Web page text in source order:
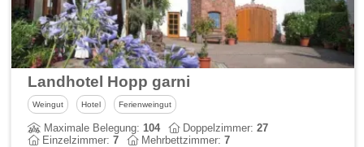
Landhotel Hopp garni
Weingut Hotel Ferienweingut
Maximale Belegung:104 Doppelzimmer:27
Einzelzimmer:7 Mehrbettzimmer:7